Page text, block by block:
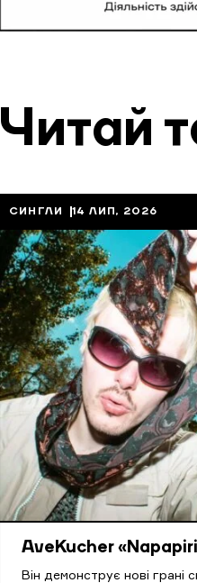
Читай
СИНГЛИ 14 ЛИП, 2026
AveKucher
Він демонструє нові грані